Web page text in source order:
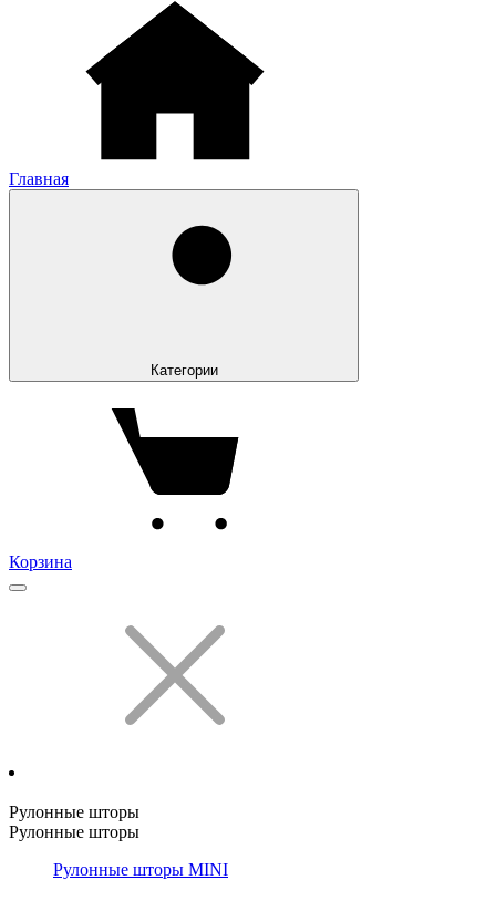
Главная
Категории
Корзина
Рулонные шторы
Рулонные шторы
Рулонные шторы MINI